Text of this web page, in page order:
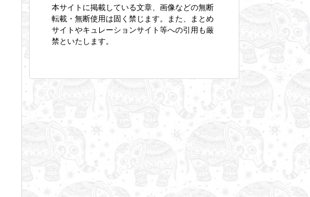
本サイトに掲載している文章、画像などの無断
転載・無断使用は固く禁じます。また、まとめ
サイトやキュレーションサイト等への引用も厳
禁といたします。